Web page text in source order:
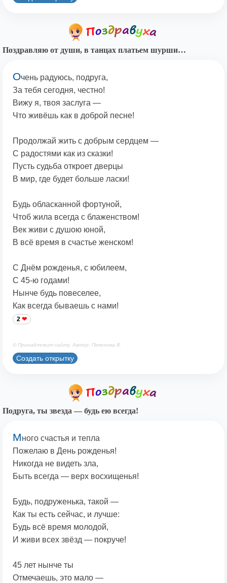
Поздравляю от души, в танцах платьем шурши…
Очень радуюсь, подруга,
За тебя сегодня, честно!
Вижу я, твоя заслуга —
Что живёшь как в доброй песне!
Продолжай жить с добрым сердцем —
С радостями как из сказки!
Пусть судьба откроет дверцы
В мир, где будет больше ласки!
Будь обласканной фортуной,
Чтоб жила всегда с блаженством!
Век живи с душою юной,
В всё время в счастье женском!
С Днём рожденья, с юбилеем,
С 45-ю годами!
Нынче будь повеселее,
Как всегда бываешь с нами!
2
© Принадлежит сайту. Автор: Печенова В.
Создать открытку
Подруга, ты звезда — будь ею всегда!
Много счастья и тепла
Пожелаю в День рожденья!
Никогда не видеть зла,
Быть всегда — верх восхищенья!
Будь, подруженька, такой —
Как ты есть сейчас, и лучше:
Будь всё время молодой,
И живи всех звёзд — покруче!
45 лет нынче ты
Отмечаешь, это мало —